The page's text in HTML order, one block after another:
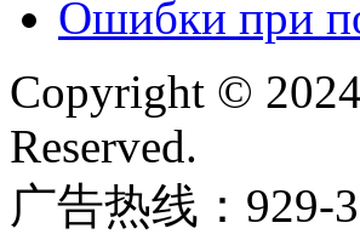
Ошибки при
Copyright ©
Reserved.
广告热线：